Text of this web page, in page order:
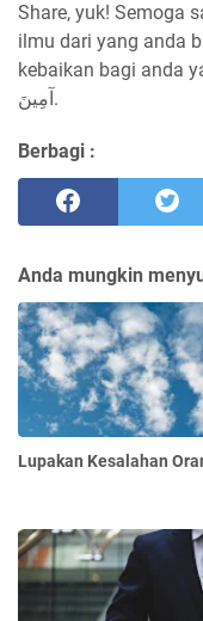
Share, yuk! Semoga
ilmu dari yang anda
kebaikan bagi anda
آمِينَ.
Berbagi :
Anda mungkin
Lupakan Kesalahan